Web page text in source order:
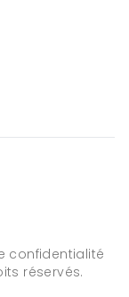
confidentialité
réservés.